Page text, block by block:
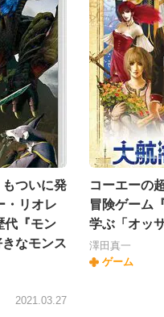
もついに発
・リオレ
代『モン
なモンス
2021.03.27
コーエーの
冒険ゲーム
学ぶ「オッ
澤田真一
ゲーム